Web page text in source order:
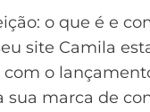
o que é e
site Camila
o
sua marca de